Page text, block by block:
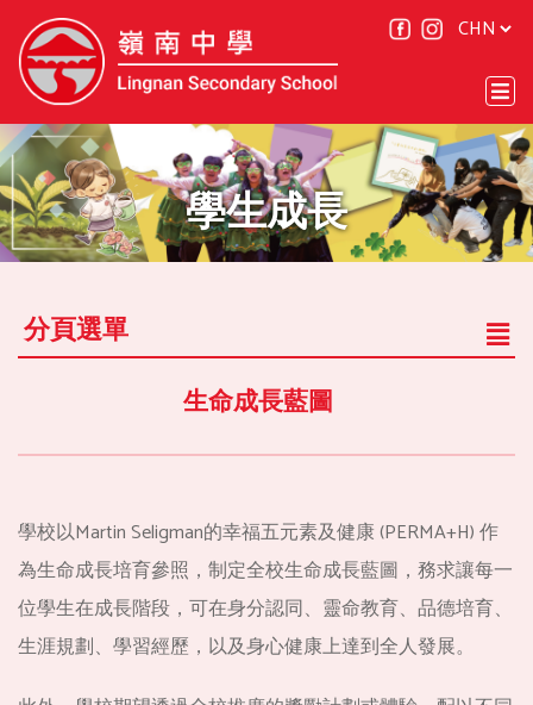
學生成長
分頁選單
生命成長藍圖
學校以Martin Seligman的幸福五元素及健康 (PERMA+H) 作
為生命成長培育參照，制定全校生命成長藍圖，務求讓每一
位學生在成長階段，可在身分認同、靈命教育、品德培育、
生涯規劃、學習經歷，以及身心健康上達到全人發展。